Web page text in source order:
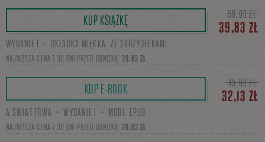
TweetnijPodziel
się
na
KUP KSIĄŻKĘ 56,90 ZŁ
39,83 ZŁ
WYDANIE I・OKŁADKA MIĘKKA, ZE SKRZYDEŁKAMI
NAJNIŻSZA CENA Z 30 DNI PRZED OBNIŻKĄ: 39,83 ZŁ
KUP E-BOOK 45,90 ZŁ
32,13 ZŁ
A ŚWIAT TRWA・WYDANIE I・MOBI, EPUB
NAJNIŻSZA CENA Z 30 DNI PRZED OBNIŻKĄ: 29,83 ZŁ